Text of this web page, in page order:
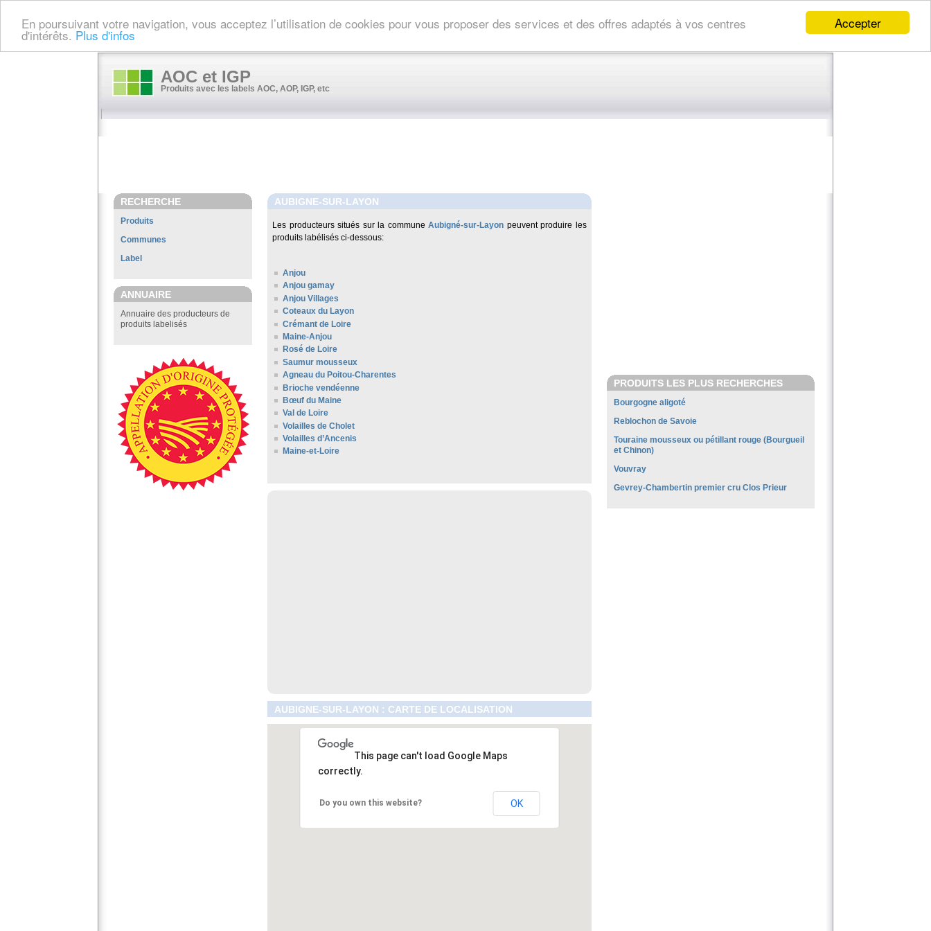
Accepter
En poursuivant votre navigation, vous acceptez l’utilisation de cookies pour vous proposer des services et des offres adaptés à vos centres
d'intérêts. Plus d'infos
AOC et IGP
Produits avec les labels AOC, AOP, IGP, etc
RECHERCHE
Produits
Communes
Label
ANNUAIRE
Annuaire des producteurs de
produits labelisés
AUBIGNE-SUR-LAYON
Les producteurs situés sur la communeAubigné-sur-Layon peuvent produire les
produits labélisés ci-dessous:
Anjou
Anjou gamay
Anjou Villages
Coteaux du Layon
Crémant de Loire
Maine-Anjou
Rosé de Loire
Saumur mousseux
Agneau du Poitou-Charentes
Brioche vendéenne
Bœuf du Maine
Val de Loire
Volailles de Cholet
Volailles d’Ancenis
Maine-et-Loire
AUBIGNE-SUR-LAYON : CARTE DE LOCALISATION
This page can't load Google Maps
correctly.
Do you own this website? OK
PRODUITS LES PLUS RECHERCHES
Bourgogne aligoté
Reblochon de Savoie
Touraine mousseux ou pétillant rouge (Bourgueil
et Chinon)
Vouvray
Gevrey-Chambertin premier cru Clos Prieur